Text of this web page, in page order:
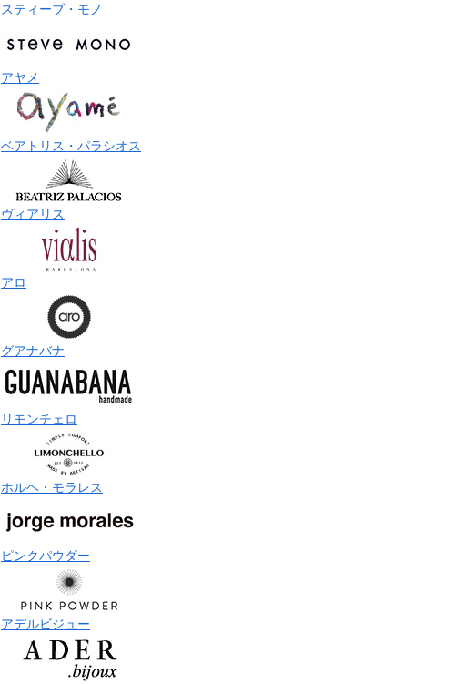
スティーブ・モノ
アヤメ
ベアトリス・パラシオス
ヴィアリス
アロ
グアナバナ
リモンチェロ
ホルヘ・モラレス
ピンクパウダー
アデルビジュー